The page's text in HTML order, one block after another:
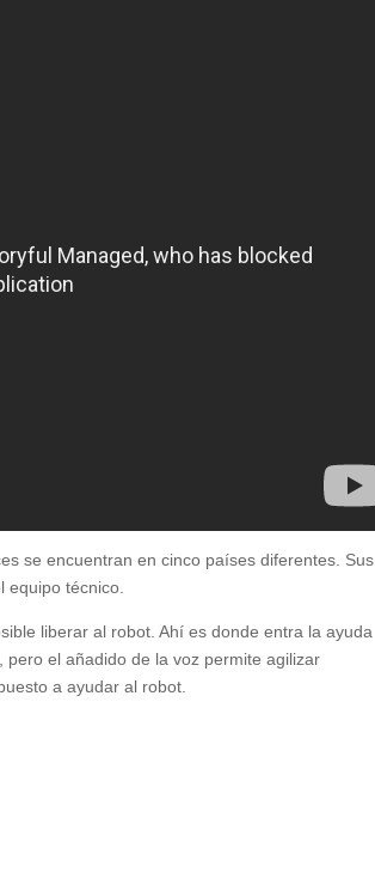
se encuentran en cinco países diferentes. Sus
equipo técnico.
liberar al robot. Ahí es donde entra la ayuda
el añadido de la voz permite agilizar
a ayudar al robot.